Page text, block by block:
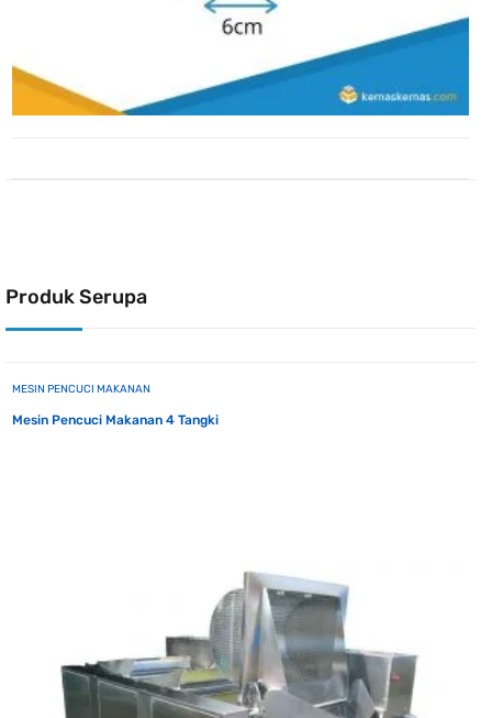
Produk Serupa
MESIN PENCUCI MAKANAN
Mesin Pencuci Makanan 4 Tangki